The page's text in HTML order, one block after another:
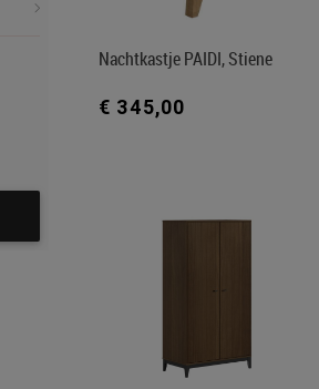
Nachtkastje PAIDI, Stiene
€ 345,00